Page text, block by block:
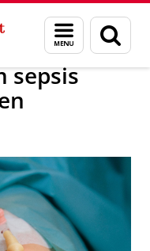
Menu
en
zoeken
Nieuws
sepsis